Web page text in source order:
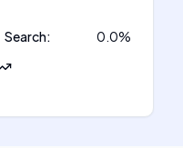
Search: 0.0%